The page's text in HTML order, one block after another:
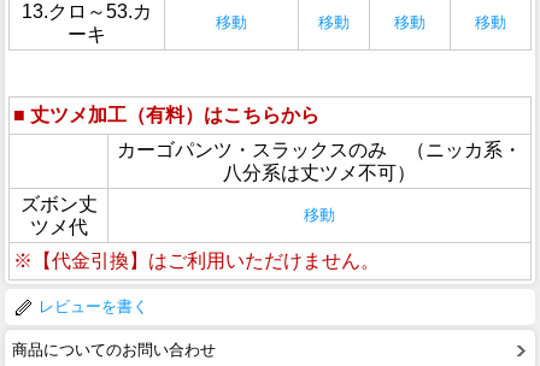
13.クロ～53.カ
ーキ
移動 移動 移動 移動
■ 丈ツメ加工（有料）はこちらから
カーゴパンツ・スラックスのみ （ニッカ系・
八分系は丈ツメ不可）
ズボン丈
ツメ代
移動
※【代金引換】はご利用いただけません。
レビューを書く
商品についてのお問い合わせ